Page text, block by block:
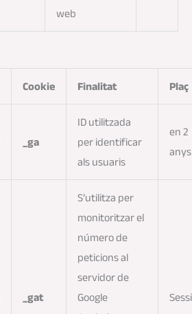
web
Cookie Finalitat Plaç
_ga
ID utilitzada
per identificar
als usuaris
en 2
anys
_gat
S’utilitza per
monitoritzar el
número de
peticions al
servidor de
Google